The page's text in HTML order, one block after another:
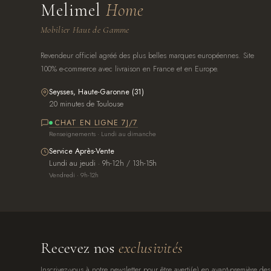
MelimelHome
Mobilier Haut de Gamme
Revendeur officiel agréé des plus belles marques européennes. Site
100% e-commerce avec livraison en France et en Europe.
Seysses, Haute-Garonne (31)
20 minutes de Toulouse
CHAT EN LIGNE 7J/7
Renseignements · Lundi au dimanche
Service Après-Vente
Lundi au jeudi · 9h-12h / 13h-15h
Vendredi · 9h-12h
Recevez nos exclusivités